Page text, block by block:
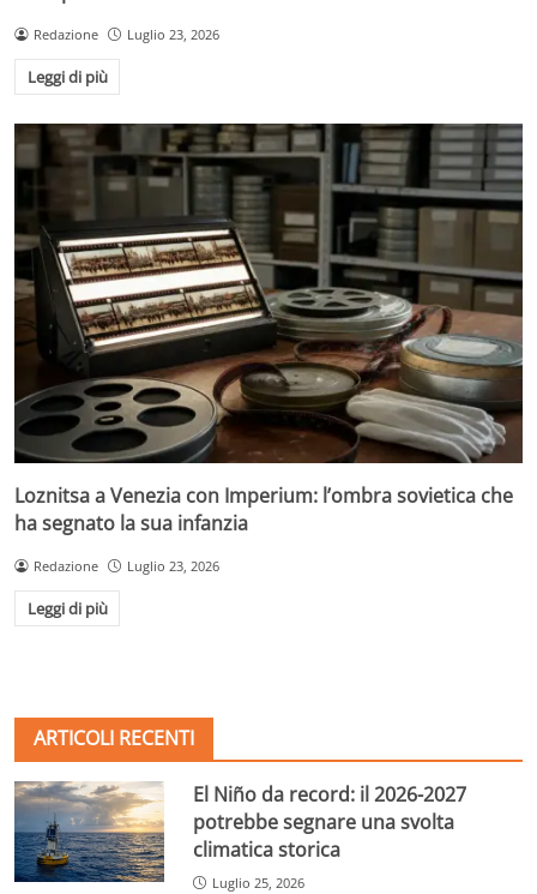
Redazione Luglio 23, 2026
Leggi di più
Loznitsa a Venezia con Imperium: l’ombra sovietica che
ha segnato la sua infanzia
Redazione Luglio 23, 2026
Leggi di più
ARTICOLI RECENTI
El Niño da record: il 2026-2027
potrebbe segnare una svolta
climatica storica
Luglio 25, 2026